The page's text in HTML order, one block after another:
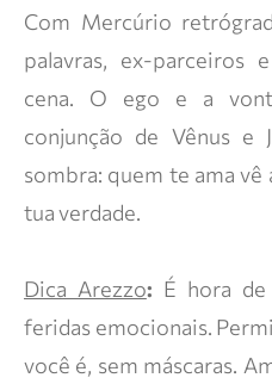
Com Mercúrio
palavras, ex-parceiros
cena. O ego e a
conjunção de Vênus e
sombra: quem te ama vê
tua verdade.
Dica Arezzo: É hora
feridas emocionais.
você é, sem máscaras.